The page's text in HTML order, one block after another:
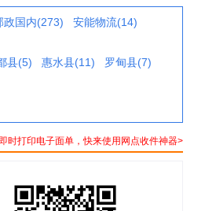
政国内(273)
安能物流(14)
县(5) 惠水县(11)
罗甸县(7)
时打印电子面单，快来使用网点收件神器>